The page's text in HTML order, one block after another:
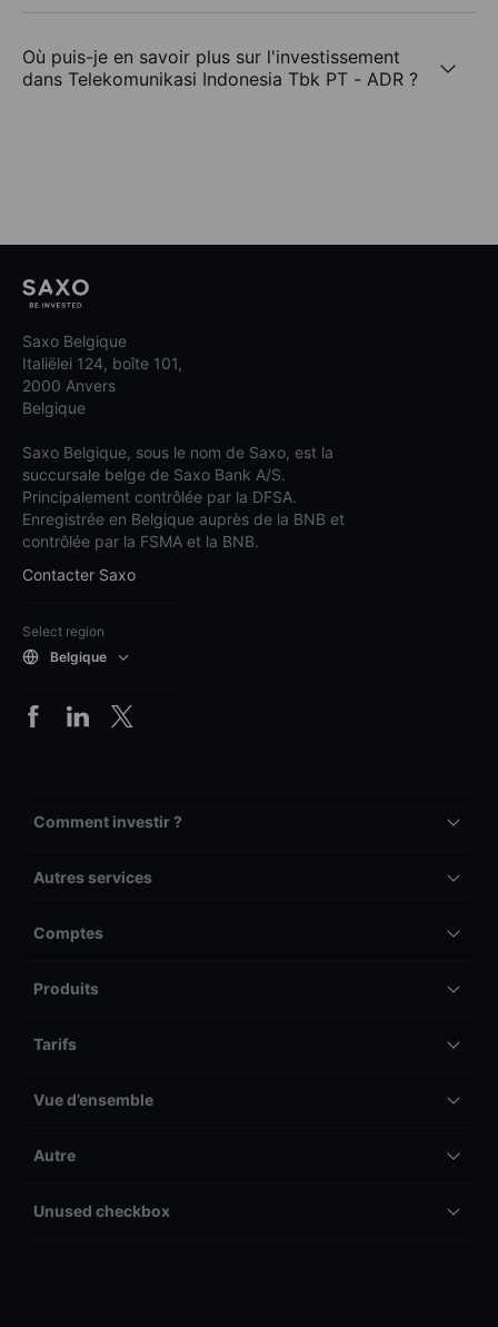
Où puis-je en savoir plus sur l'investissement
dans Telekomunikasi Indonesia Tbk PT - ADR ?
Saxo Belgique
Italiëlei 124, boîte 101,
2000 Anvers
Belgique
Saxo Belgique, sous le nom de Saxo, est la
succursale belge de Saxo Bank A/S.
Principalement contrôlée par la DFSA.
Enregistrée en Belgique auprès de la BNB et
contrôlée par la FSMA et la BNB.
Contacter Saxo
Select region
Belgique
Comment investir ?
Autres services
Comptes
Produits
Tarifs
Vue d’ensemble
Autre
Unused checkbox